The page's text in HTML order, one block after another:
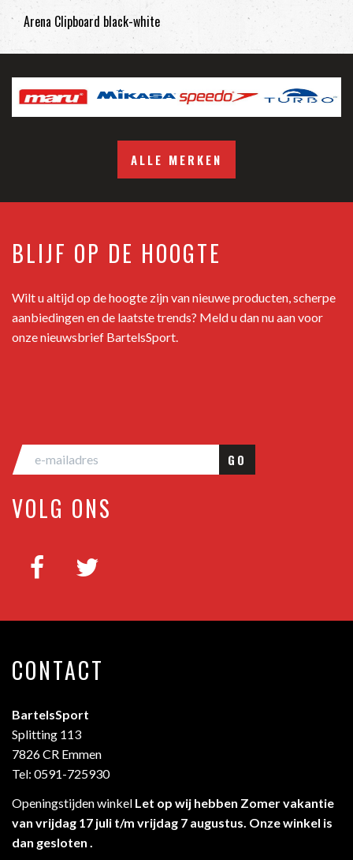
Arena Clipboard black-white
ALLE MERKEN
BLIJF OP DE HOOGTE
Wilt u altijd op de hoogte zijn van nieuwe producten, scherpe
aanbiedingen en de laatste trends? Meld u dan nu aan voor
onze nieuwsbrief BartelsSport.
GO
VOLG ONS
CONTACT
BartelsSport
Splitting 113
7826 CR Emmen
Tel: 0591-725930
Openingstijden winkel Let op wij hebben Zomer vakantie
van vrijdag 17 juli t/m vrijdag 7 augustus. Onze winkel is
dan gesloten .